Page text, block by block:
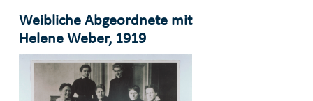
Weibliche Abgeordnete mit
Helene Weber, 1919